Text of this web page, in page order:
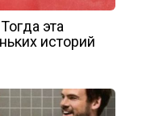
эта
историй